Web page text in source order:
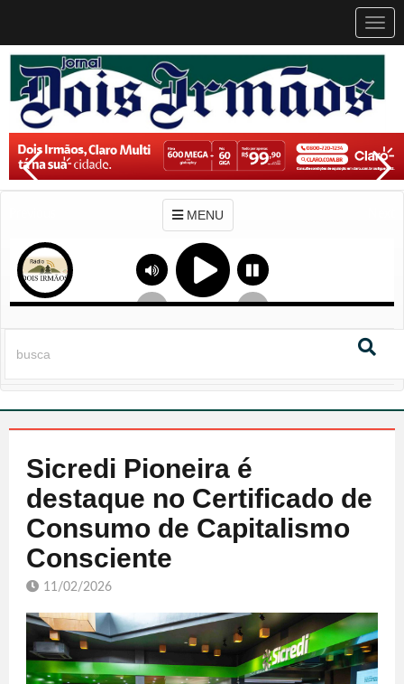
MENU
Sicredi Pioneira é
destaque no Certificado de
Consumo de Capitalismo
Consciente
11/02/2026